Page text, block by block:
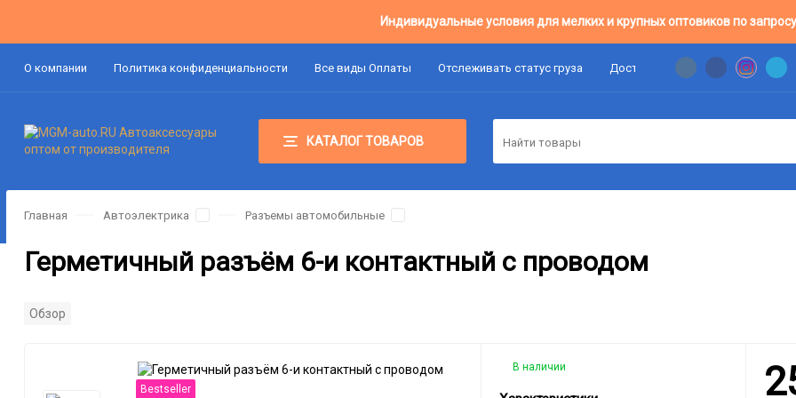
Индивидуальные условия для мелких и крупных оптовиков по
О компании Политика конфиденциальности Все виды Оплаты Отслеживать статус груза Доставка Цены Оптовикам
КАТАЛОГ ТОВАРОВ
Главная Автоэлектрика Разъемы автомобильные
Герметичный разъём 6-и контактный с проводом
Обзор
Bestseller
В наличии